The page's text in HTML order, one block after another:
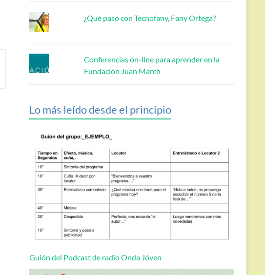
¿Qué pasó con Tecnofany, Fany Ortega?
Conferencias on-line para aprender en la
Fundación Juan March
Lo más leído desde el principio
Guión del Podcast de radio Onda Jóven